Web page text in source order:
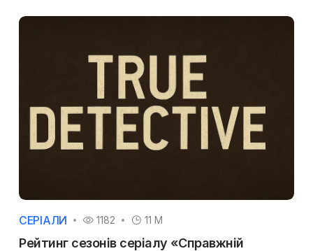
СЕРІАЛИ 1182 11 M
Рейтинг сезонів серіалу «Справжній